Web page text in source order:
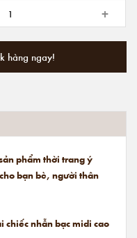
+
hàng ngay!
phẩm thời trang ý
bạn bè, người thân
chiếc nhẫn bạc midi cao